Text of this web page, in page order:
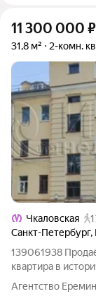
11 300 000 ₽
31,8 м² 2-комн.
Чкаловская
Санкт-Петербург,
139061938
квартира в
ст.м.
ценителей
Агентство